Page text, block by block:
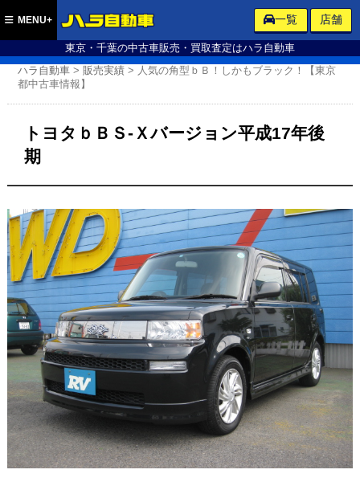
東京・千葉の中古車販売・買取査定はハラ自動車
MENU+ 一覧 店舗
ハラ自動車 >販売実績 > 人気の角型ｂＢ！しかもブラック！【東京
都中古車情報】
トヨタｂＢＳ-Ｘバージョン平成17年後
期